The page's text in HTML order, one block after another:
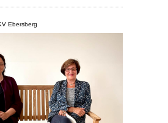
Ebersberg